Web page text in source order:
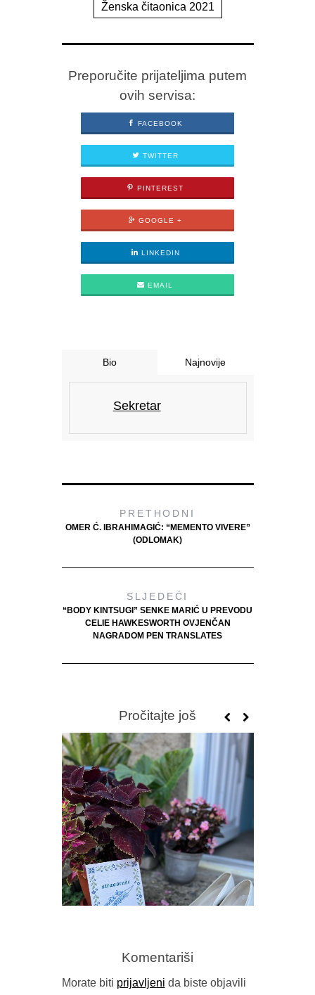
Ženska čitaonica 2021
Preporučite prijateljima putem
ovih servisa:
FACEBOOK
TWITTER
PINTEREST
GOOGLE +
LINKEDIN
EMAIL
Bio Najnovije
Sekretar
PRETHODNI
OMER Ć. IBRAHIMAGIĆ: “MEMENTO VIVERE”
(ODLOMAK)
SLJEDEĆI
“BODY KINTSUGI” SENKE MARIĆ U PREVODU
CELIE HAWKESWORTH OVJENČAN
NAGRADOM PEN TRANSLATES
Pročitajte još
Komentariši
Morate biti prijavljeni da biste objavili